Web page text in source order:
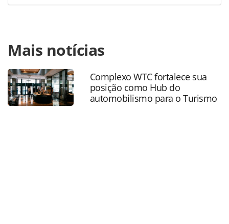
https://www.panrotas.com.br/mercado/cartoes-de-
assistencia/2025/08/hero-seguros-lanca-seguro-viagem-
com-coberturas-especificas-para-viajantes-
corporativos_220163.html ou as ferramentas oferecidas na
página. Todo o conteúdo produzido pela PANROTAS
Editora é protegido pela legislação brasileira sobre direito
Mais notícias
Complexo WTC fortalece sua
posição como Hub do
automobilismo para o Turismo